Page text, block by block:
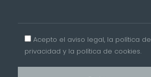
Acepto el aviso legal, la política de
privacidad y la política de cookies.